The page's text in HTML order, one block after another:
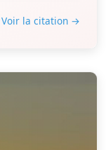
Voir la citation →